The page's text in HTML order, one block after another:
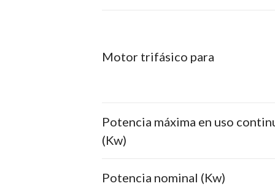
Motor trifásico para
Potencia máxima en uso
(Kw)
Potencia nominal (Kw)